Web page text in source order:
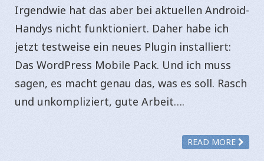
Irgendwie hat das aber bei aktuellen Android-
Handys nicht funktioniert. Daher habe ich
jetzt testweise ein neues Plugin installiert:
Das WordPress Mobile Pack. Und ich muss
sagen, es macht genau das, was es soll. Rasch
und unkompliziert, gute Arbeit….
READ MORE